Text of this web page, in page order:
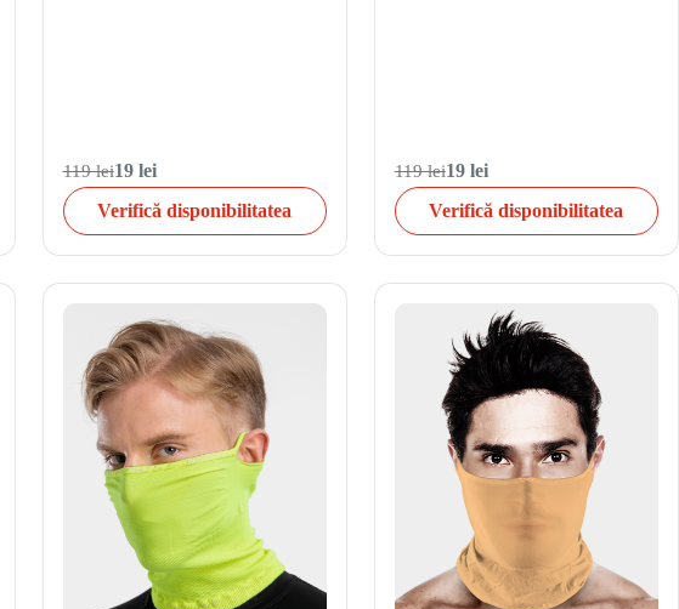
119 lei19 lei
Verifică disponibilitatea
119 lei19 lei
Verifică disponibilitatea